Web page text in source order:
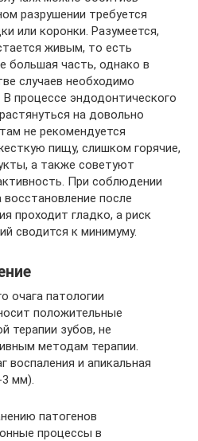
разрушении требуется
или коронки. Разумеется,
живым, то есть
большая часть, однако в
случаев необходимо
процессе эндодонтического
на довольно
не рекомендуется
пищу, слишком горячие,
а также советуют
При соблюдении
после
проходит гладко, а риск
сводится к минимуму.
очага патологии
положительные
терапии зубов, не
методам терапии.
воспаления и апикальная
мм).
патогенов
процессы в